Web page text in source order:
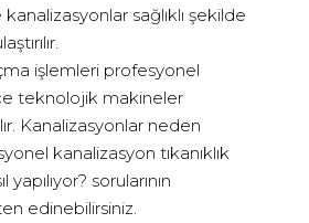
sağlıklı şekilde
işlemleri profesyonel
teknolojik makineler
Kanalizasyonlar neden
kanalizasyon tıkanıklık
sorularının
edinebilirsiniz.